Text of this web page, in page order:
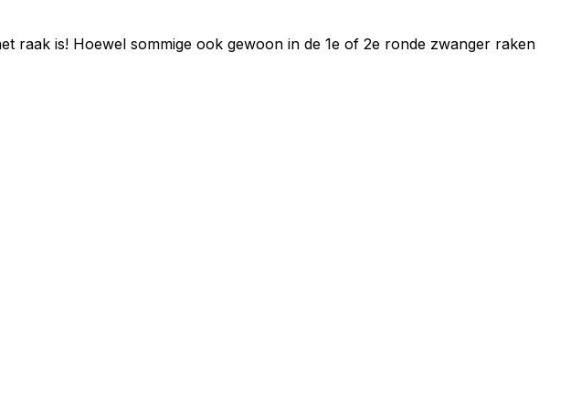
raak is! Hoewel sommige ook gewoon in de 1e of 2e ronde zwanger raken